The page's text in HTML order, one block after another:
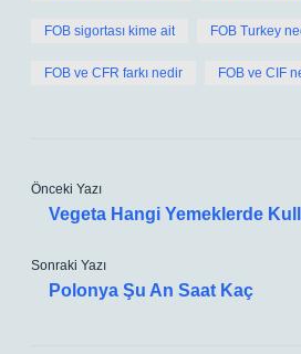
FOB sigortası kime ait FOB Turkey
FOB ve CFR farkı nedir FOB ve CIF
Önceki Yazı
Vegeta Hangi Yemeklerde
Sonraki Yazı
Polonya Şu An Saat Kaç